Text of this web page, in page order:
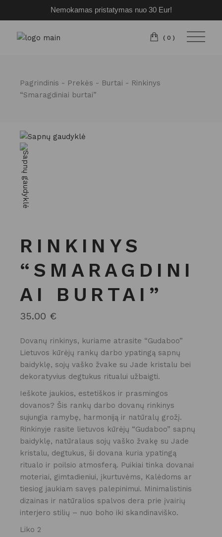
Nemokamas pristatymas nuo 30 Eur!
Pereiti
turinio
(0)
Pagrindinis Prekės Burtai
Rinkinys
“Smaragdiniai burtai”
RINKINYS
“SMARAGDINI
AI BURTAI”
35.00 €
Dovanų rinkinys, kuriame atrasite “Gudaboo”
Lietuvos kūrėjų rankų darbo ypatingą sapnų
baidyklę, sojų vaško žvake su Jade kristalu bei
dekoratyvius degtukus ritualui užbaigti.
Ieškote jaukios, estetiškos ir prasmingos
dovanos? Šis rankų darbo dovanų rinkinys
sujungia ramybę, harmoniją ir natūralų grožį.
Rinkinyje rasite lietuvos kūrėjų “Gudaboo” sapnų
baidyklę, natūralaus sojų vaško žvakę su Jade
kristalu, degtukus, ši dovana kuria ypatingą
ritualo ir poilsio atmosferą. Puikiai tinka dovanai
moteriai, gimtadieniui, įkurtuvėms, Kalėdoms ar
tiesiog jaukiam savęs palepinimui. Minimalistinis
dizainas ir natūralios spalvos dera prie įvairių
interjero stilių – nuo boho iki skandinaviško.
Liko 2